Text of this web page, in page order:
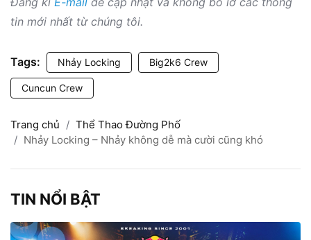
tin mới nhất từ chúng tôi.
Tags: Nhảy Locking Big2k6 Crew
Cuncun Crew
Trang chủ
Thể Thao Đường Phố
Nhảy Locking – Nhảy không dễ mà cười cũng khó
TIN NỔI BẬT